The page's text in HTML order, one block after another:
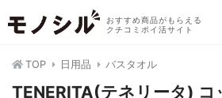
おすすめ商品がもらえる
クチコミポイ活サイト
TOP 日用品 バスタオル
TENERITA(テネリータ) コ